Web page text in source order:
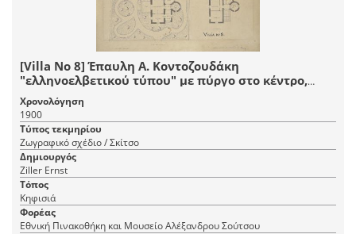
[Villa Nο 8] Έπαυλη Α. Κοντοζουδάκη
"ελληνοελβετικού τύπου" με πύργο στο κέντρο,
Κηφισιά. Κύρια και πλάγια όψη, κάτοψη ισογείου
και ορόφου
Χρονολόγηση
1900
Τύπος τεκμηρίου
Ζωγραφικό σχέδιο / Σκίτσο
Δημιουργός
Ziller Ernst
Τόπος
Κηφισιά
Φορέας
Εθνική Πινακοθήκη και Μουσείο Αλέξανδρου Σούτσου